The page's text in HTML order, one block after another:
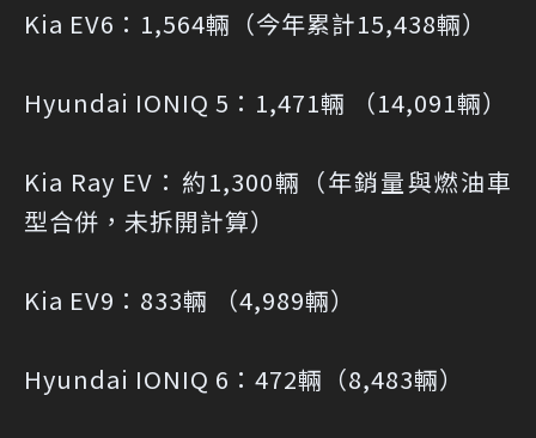
Kia EV6：1,564輛（今年累計15,438輛）
Hyundai IONIQ 5：1,471輛 （14,091輛）
Kia Ray EV：約1,300輛（年銷量與燃油車
型合併，未拆開計算）
Kia EV9：833輛 （4,989輛）
Hyundai IONIQ 6：472輛（8,483輛）